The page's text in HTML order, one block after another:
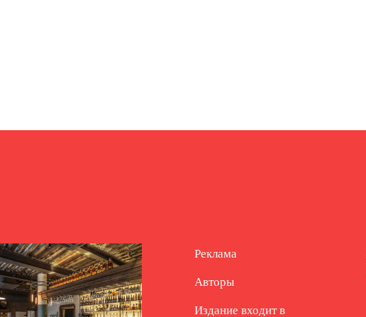
Реклама
Авторы
Издание входит в